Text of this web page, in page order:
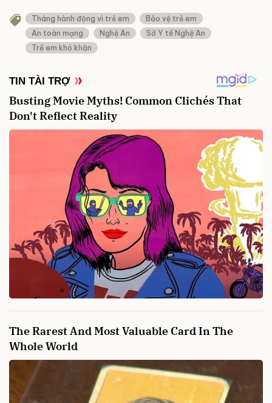
Tháng hành động vì trẻ em
Bảo vệ trẻ em
An toàn mạng
Nghệ An
Sở Y tế Nghệ An
Trẻ em khó khăn